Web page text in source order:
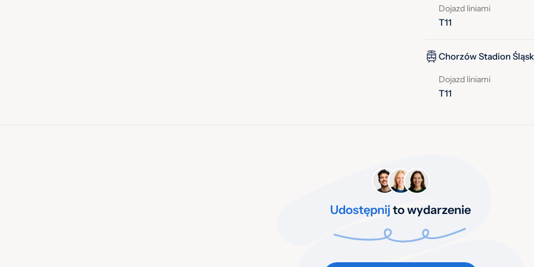
Dojazd liniami
T11
Chorzów Stadion
Dojazd liniami
T11
Udostępnij to wydarzenie